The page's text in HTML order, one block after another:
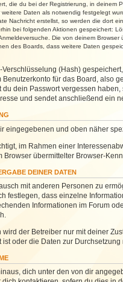
die du bei der Registrierung, in deinem
Daten als notwendig festgelegt
Nachricht erstellst, so werden die dort
bei folgenden Aktionen gespeichert:
Die von deinem
des Boards, dass weitere Daten
(Hash)
für das Board, also
dein Passwort vergessen
und sendet anschließend ein
eingegebenen und oben näher
im Rahmen einer
übermittelter Browser-
DEINER DATEN
mit anderen Personen zu
festlegen, dass einzelne
Informationen im Forum
der Betreiber nur mit deiner
oder die Daten zur
dich unter den von dir